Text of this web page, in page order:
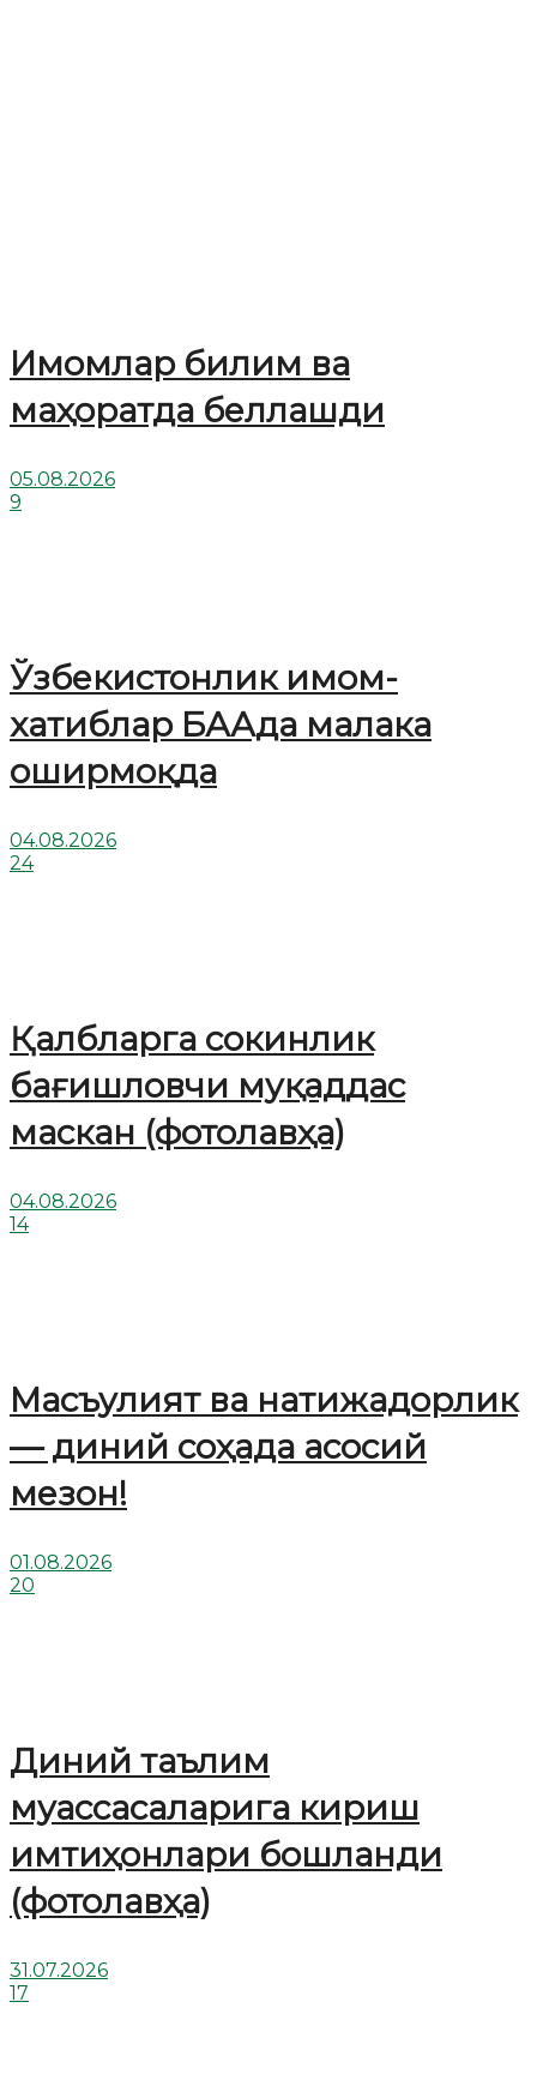
Имомлар билим ва
маҳоратда беллашди
05.08.2026
9
Ўзбекистонлик имом-
хатиблар БААда малака
оширмоқда
04.08.2026
24
Қалбларга сокинлик
бағишловчи муқаддас
маскан (фотолавҳа)
04.08.2026
14
Масъулият ва натижадорлик
— диний соҳада асосий
мезон!
01.08.2026
20
Диний таълим
муассасаларига кириш
имтиҳонлари бошланди
(фотолавҳа)
31.07.2026
17